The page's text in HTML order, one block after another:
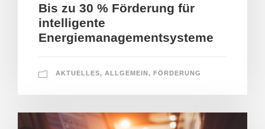
Bis zu 30 % Förderung für
intelligente
Energiemanagementsysteme
AKTUELLES, ALLGEMEIN, FÖRDERUNG